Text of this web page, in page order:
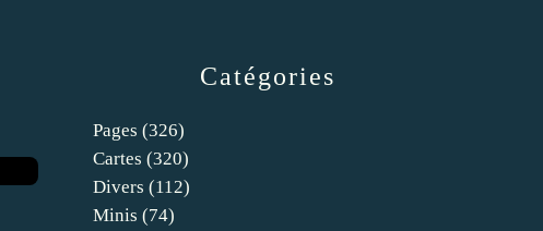
Catégories
Pages (326)
Cartes (320)
Divers (112)
Minis (74)